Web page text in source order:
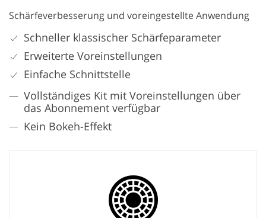
Schärfeverbesserung und voreingestellte Anwendung
Schneller klassischer Schärfeparameter
Erweiterte Voreinstellungen
Einfache Schnittstelle
Vollständiges Kit mit Voreinstellungen über
das Abonnement verfügbar
Kein Bokeh-Effekt